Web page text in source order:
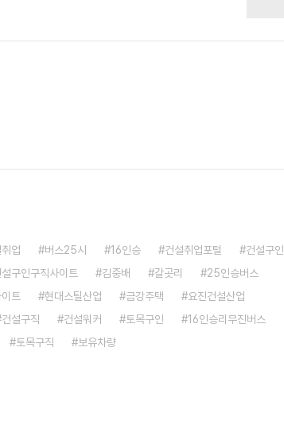
, 35인승, 45인승, 리무진 버스 등을 다
병원, 건..
업 버스25시 16인승 건설취업포털
건설구인
설구인구직사이트 김중배 갈곳리
25인승버스
트 현대스틸산업 금강주택
요진건설산업
건설구직 건설워커 토목구인
16인승리무진버스
토목구직 보유차량